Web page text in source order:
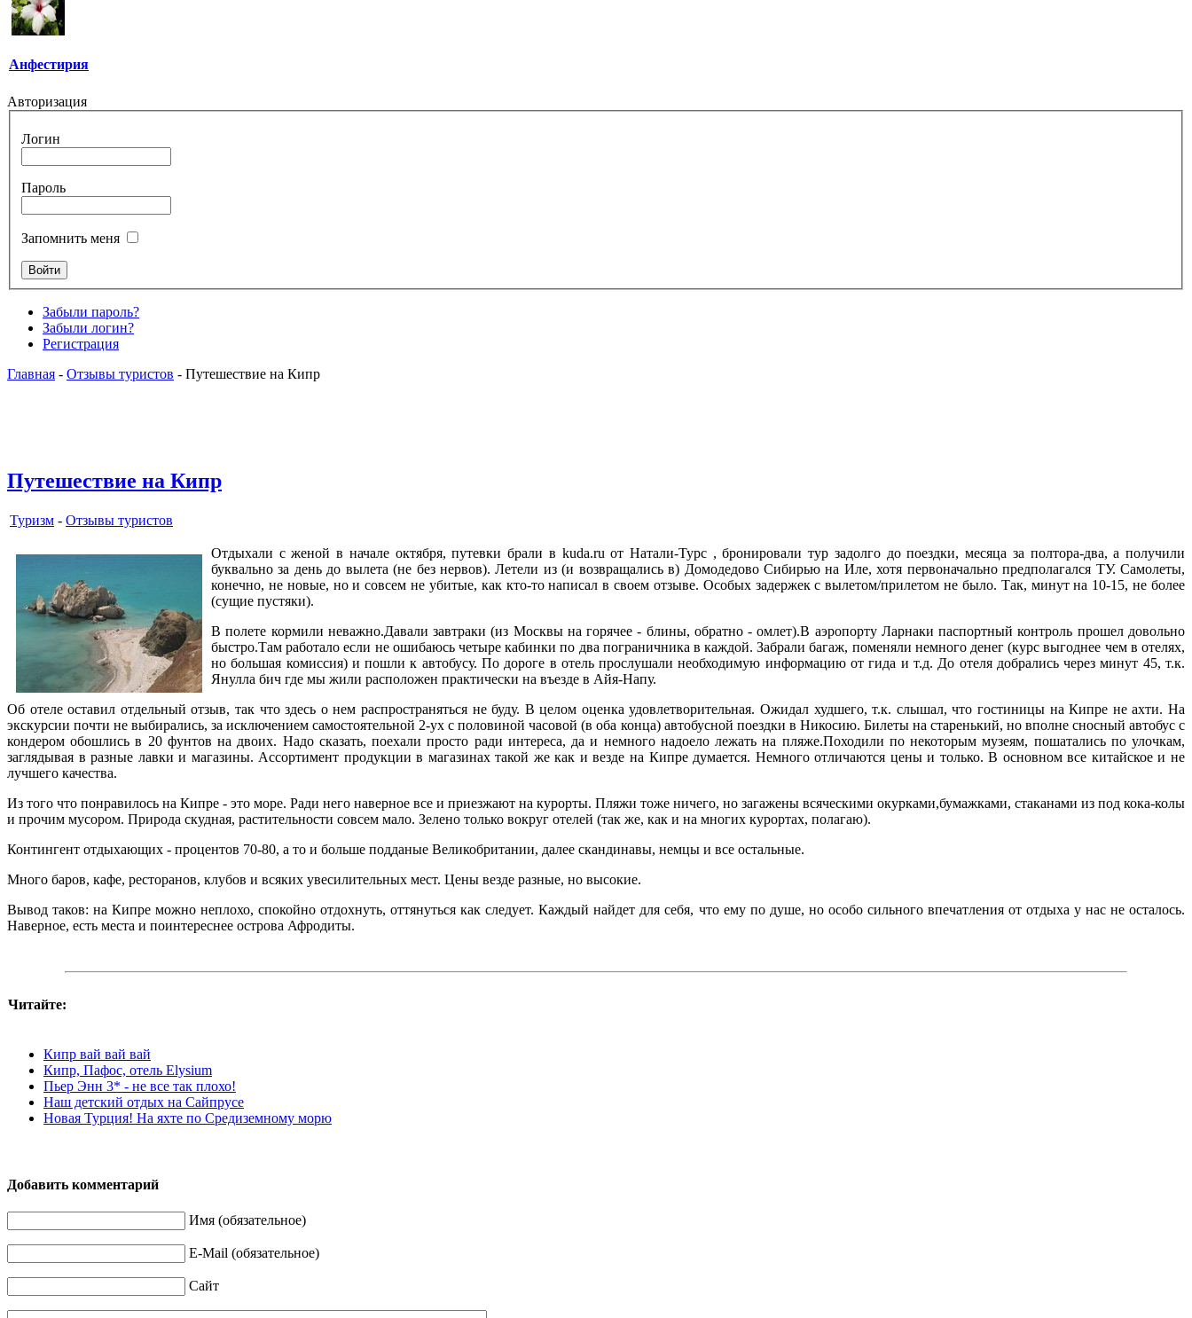
Анфестирия
Авторизация
Логин
Пароль
Запомнить меня
Забыли пароль?
Забыли логин?
Регистрация
Главная - Отзывы туристов - Путешествие на Кипр
Путешествие на Кипр
Туризм - Отзывы туристов
Отдыхали с женой в начале октября, путевки брали в kuda.ru от Натали-Турс , бронировали тур задолго до поездки, месяца за полтора-два, а получили
буквально за день до вылета (не без нервов). Летели из (и возвращались в) Домодедово Сибирью на Иле, хотя первоначально предполагался ТУ. Самолеты,
конечно, не новые, но и совсем не убитые, как кто-то написал в своем отзыве. Особых задержек с вылетом/прилетом не было. Так, минут на 10-15, не более
(сущие пустяки).
В полете кормили неважно.Давали завтраки (из Москвы на горячее - блины, обратно - омлет).В аэропорту Ларнаки паспортный контроль прошел довольно
быстро.Там работало если не ошибаюсь четыре кабинки по два пограничника в каждой. Забрали багаж, поменяли немного денег (курс выгоднее чем в отелях,
но большая комиссия) и пошли к автобусу. По дороге в отель прослушали необходимую информацию от гида и т.д. До отеля добрались через минут 45, т.к.
Янулла бич где мы жили расположен практически на въезде в Айя-Напу.
Об отеле оставил отдельный отзыв, так что здесь о нем распространяться не буду. В целом оценка удовлетворительная. Ожидал худшего, т.к. слышал, что гостиницы на Кипре не ахти. На
экскурсии почти не выбирались, за исключением самостоятельной 2-ух с половиной часовой (в оба конца) автобусной поездки в Никосию. Билеты на старенький, но вполне сносный автобус с
кондером обошлись в 20 фунтов на двоих. Надо сказать, поехали просто ради интереса, да и немного надоело лежать на пляже.Походили по некоторым музеям, пошатались по улочкам,
заглядывая в разные лавки и магазины. Ассортимент продукции в магазинах такой же как и везде на Кипре думается. Немного отличаются цены и только. В основном все китайское и не
лучшего качества.
Из того что понравилось на Кипре - это море. Ради него наверное все и приезжают на курорты. Пляжи тоже ничего, но загажены всяческими окурками,бумажками, стаканами из под кока-колы
и прочим мусором. Природа скудная, растительности совсем мало. Зелено только вокруг отелей (так же, как и на многих курортах, полагаю).
Контингент отдыхающих - процентов 70-80, а то и больше подданые Великобритании, далее скандинавы, немцы и все остальные.
Много баров, кафе, ресторанов, клубов и всяких увесилительных мест. Цены везде разные, но высокие.
Вывод таков: на Кипре можно неплохо, спокойно отдохнуть, оттянуться как следует. Каждый найдет для себя, что ему по душе, но особо сильного впечатления от отдыха у нас не осталось.
Наверное, есть места и поинтереснее острова Афродиты.
Читайте:
Кипр вай вай вай
Кипр, Пафос, отель Elysium
Пьер Энн 3* - не все так плохо!
Наш детский отдых на Сайпрусе
Новая Турция! На яхте по Средиземному морю
Добавить комментарий
Имя (обязательное)
E-Mail (обязательное)
Сайт